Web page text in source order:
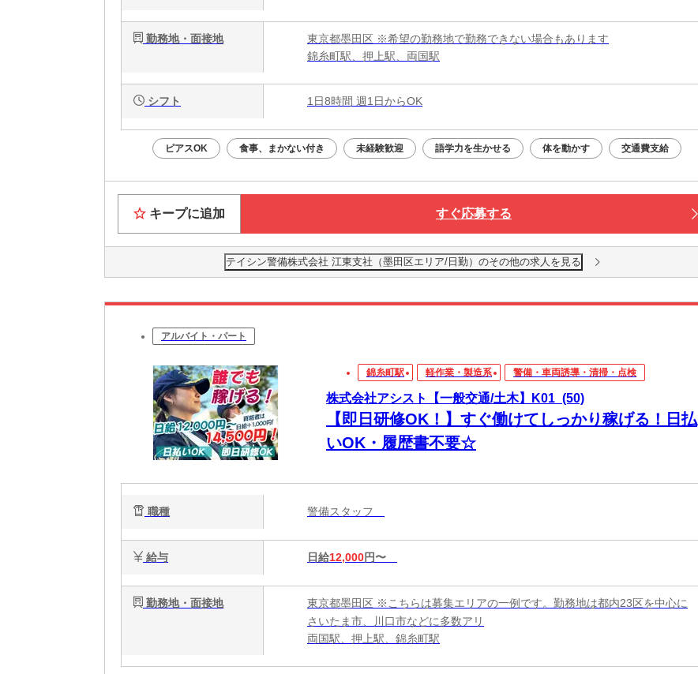
勤務地・面接地
東京都墨田区 ※希望の勤務地で勤務できない場合もあります
錦糸町駅、押上駅、両国駅
シフト 1日8時間 週1日からOK
ピアスOK 食事、まかない付き 未経験歓迎 語学力を生かせる 体を動かす 交通費支給
キープに追加 すぐ応募する
テイシン警備株式会社 江東支社（墨田区エリア/日勤）のその他の求人を見る
アルバイト・パート
錦糸町駅 軽作業・製造系 警備・車両誘導・清掃・点検
株式会社アシスト【一般交通/土木】K01_(50)
【即日研修OK！】すぐ働けてしっかり稼げる！日払
いOK・履歴書不要☆
職種 警備スタッフ
給与 日給12,000円〜
勤務地・面接地
東京都墨田区 ※こちらは募集エリアの一例です。勤務地は都内23区を中心に
さいたま市、川口市などに多数アリ
両国駅、押上駅、錦糸町駅